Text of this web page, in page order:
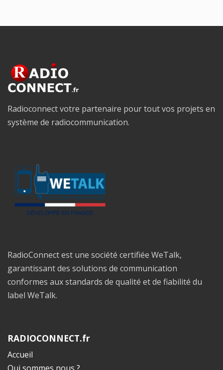
Radioconnect votre partenaire pour tout vos projets en
système de radiocommunication.
RadioConnect est une société certifiée WeTalk,
garantissant des solutions de communication
conformes aux standards de qualité et de fiabilité du
label WeTalk.
RADIOCONNECT.fr
Accueil